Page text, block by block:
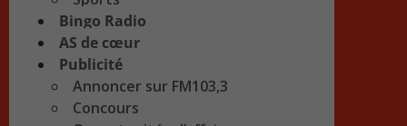
Bingo Radio
AS de cœur
Publicité
Annoncer sur FM103,3
Concours